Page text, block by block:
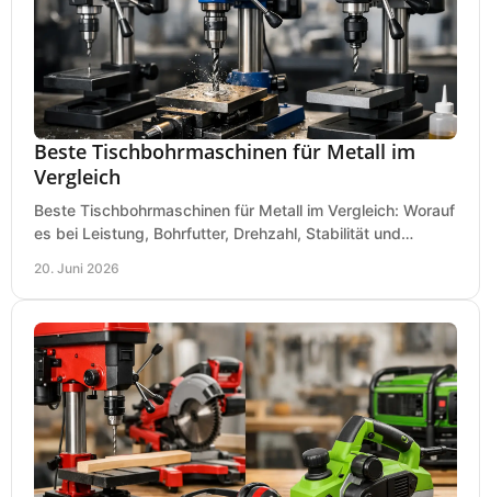
Beste Tischbohrmaschinen für Metall im
Vergleich
Beste Tischbohrmaschinen für Metall im Vergleich: Worauf
es bei Leistung, Bohrfutter, Drehzahl, Stabilität und
20. Juni 2026